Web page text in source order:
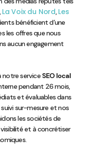
,La Voix du Nord,Les
bénéficient d’une
les offres que nous
aucun engagement
notre service SEO local
pendant 26 mois,
et évaluables dans
sur-mesure et nos
les sociétés de
et à concrétiser